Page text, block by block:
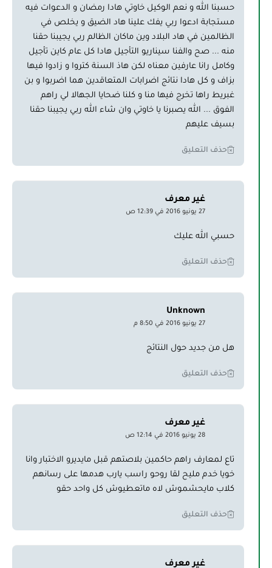
حسبنا الله و نعم الوكيل خاوتي هادا رمضان و الدعوات فيه
مستجابة ادعوا ربي يفك علينا هاد الضيق و يخلص في
الظالمين في هاد البلاد وين ماكان الظالم ربي يجيبنا حقنا
منه ... صح والفنا سيناريو التأجيل هادا كل عام كاين تأجيل
وكامل رانا عارفين معناه لكن هاذ السنة كتروا و زادوا فيها
بزاف و كل هادا نتائج اضرابات المتعاقدين هما اضربوا و بن
غبريط راها تخرج فيها منا و كلنا ضحايا الجهالا لي راهم
الفوق ... الله يصبرنا يا خاوتي وان شاء الله ربي يجيبنا حقنا
بسيف عليهم
حذف التعليق
غير معرف
27 يونيو 2016 في 12:39 ص
حسبي الله عليك
حذف التعليق
Unknown
27 يونيو 2016 في 8:50 م
هل من جديد حول النتائج
حذف التعليق
غير معرف
28 يونيو 2016 في 12:14 ص
تاع لمعارف راهم حاكمين بلاصتهم قبل مايديرو الاختبار وانا
خويا خدم مليح لقا روحو راسب يارب هدمها على رسانهم
كلاب مايحشموش لاه ماتعطيوش كل واحد حقو
حذف التعليق
غير معرف